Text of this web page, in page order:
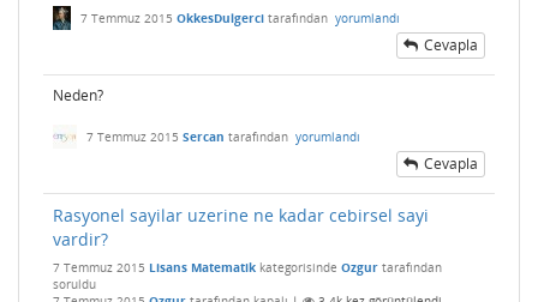
7 Temmuz 2015 OkkesDulgerci tarafından yorumlandı
Cevapla
Neden?
7 Temmuz 2015 Sercan tarafından yorumlandı
Cevapla
Rasyonel sayilar uzerine ne kadar cebirsel sayi
vardir?
7 Temmuz 2015 Lisans Matematik kategorisinde Ozgur tarafından
soruldu